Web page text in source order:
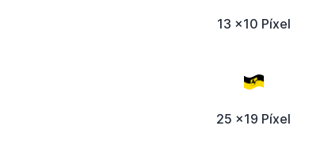
13 x10 Píxel
25 x19 Píxel